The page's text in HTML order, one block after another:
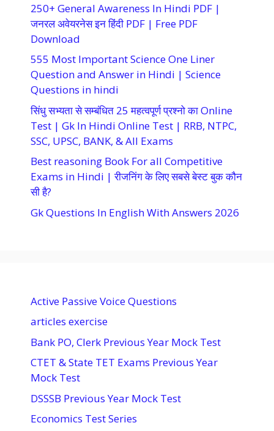
250+ General Awareness In Hindi PDF |
जनरल अवेयरनेस इन हिंदी PDF | Free PDF
Download
555 Most Important Science One Liner
Question and Answer in Hindi | Science
Questions in hindi
सिंधु सभ्यता से सम्बंधित 25 महत्वपूर्ण प्रश्नो का Online
Test | Gk In Hindi Online Test | RRB, NTPC,
SSC, UPSC, BANK, & All Exams
Best reasoning Book For all Competitive
Exams in Hindi | रीजनिंग के लिए सबसे बेस्ट बुक कौन
सी है?
Gk Questions In English With Answers 2026
Active Passive Voice Questions
articles exercise
Bank PO, Clerk Previous Year Mock Test
CTET & State TET Exams Previous Year
Mock Test
DSSSB Previous Year Mock Test
Economics Test Series